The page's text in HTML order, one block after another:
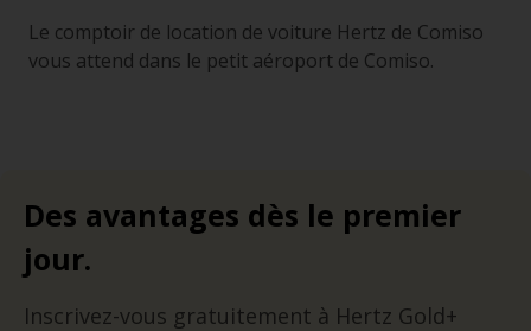
Le comptoir de location de voiture Hertz de Comiso
vous attend dans le petit aéroport de Comiso.
Des avantages dès le premier
jour.
Inscrivez-vous gratuitement à Hertz Gold+